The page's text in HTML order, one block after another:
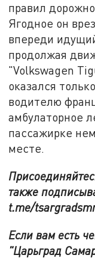
правил
Ягодное он
впереди
продолжая
"Volkswagen
оказался
водителю
амбулаторное
пассажирке
месте.
также
t.me/
Если вам есть
"Царьград